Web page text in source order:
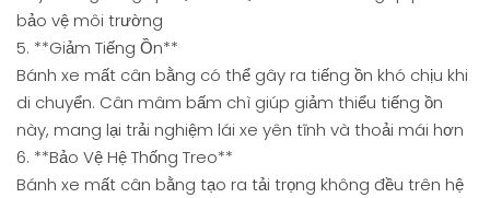
bảo vệ môi trường
5. **Giảm Tiếng Ồn**
Bánh xe mất cân bằng có thể gây ra tiếng ồn khó chịu khi
di chuyển. Cân mâm bấm chì giúp giảm thiểu tiếng ồn
này, mang lại trải nghiệm lái xe yên tĩnh và thoải mái hơn
6. **Bảo Vệ Hệ Thống Treo**
Bánh xe mất cân bằng tạo ra tải trọng không đều trên hệ